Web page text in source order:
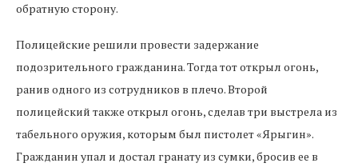
обратную сторону.
Полицейские решили провести задержание
подозрительного гражданина. Тогда тот открыл огонь,
ранив одного из сотрудников в плечо. Второй
полицейский также открыл огонь, сделав три выстрела из
табельного оружия, которым был пистолет «Ярыгин».
Гражданин упал и достал гранату из сумки, бросив ее в